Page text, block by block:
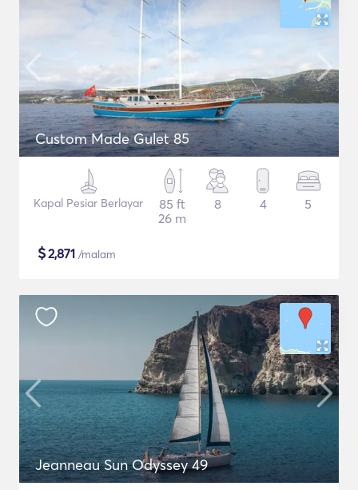
Custom Made Gulet 85
Kapal Pesiar Berlayar
85 ft
26 m
8 4 5
$2,871 /malam
Jeanneau Sun Odyssey 49